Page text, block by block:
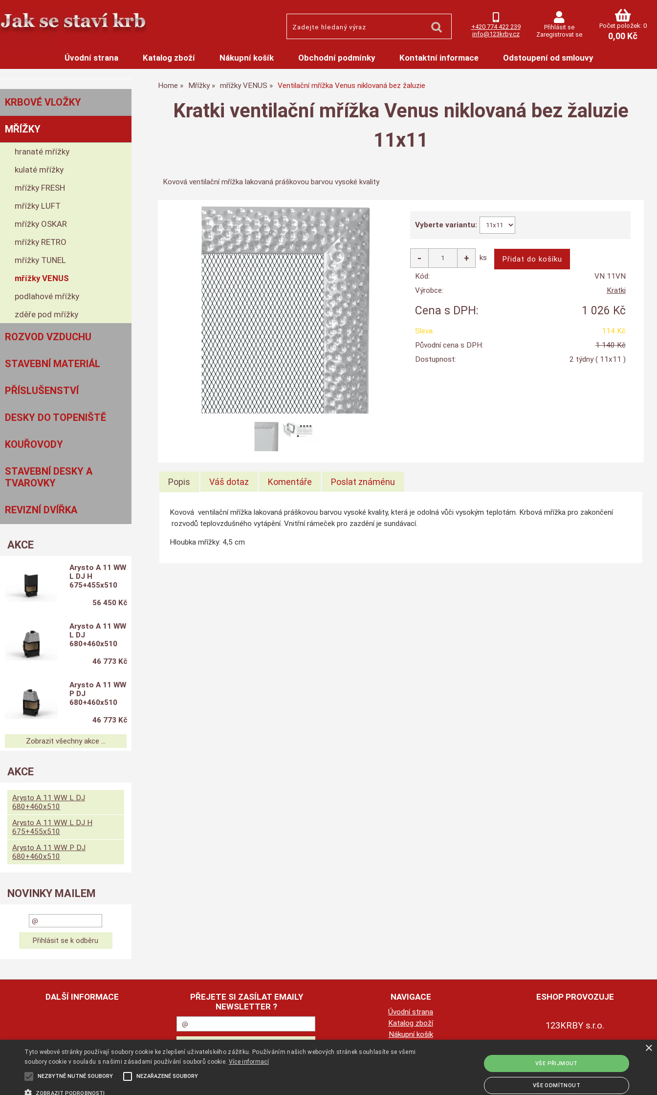
+420 774 422 239
info@123krby.cz
Přihlásit se
Zaregistrovat se
Počet položek: 0
0,00 Kč
Úvodní strana Katalog zboží Nákupní košík Obchodní podmínky Kontaktní informace Odstoupení od smlouvy
Home Mřížky mřížky VENUS Ventilační mřížka Venus niklovaná bez žaluzie
Kratki ventilační mřížka Venus niklovaná bez žaluzie
11x11
Kovová ventilační mřížka lakovaná práškovou barvou vysoké kvality
Vyberte variantu:
ks
Kód:
VN 11VN
Výrobce:
Kratki
Cena s DPH: 1 026 Kč
Sleva:
114 Kč
Původní cena s DPH:
1 140 Kč
Dostupnost:
2 týdny ( 11x11 )
Popis Váš dotaz Komentáře Poslat známénu
Kovová ventilační mřížka lakovaná práškovou barvou vysoké kvality, která je odolná vůči vysokým teplotám. Krbová mřížka pro zakončení
rozvodů teplovzdušného vytápění. Vnitřní rámeček pro zazdění je sundávací.
Hloubka mřížky: 4,5 cm
KRBOVÉ VLOŽKY
MŘÍŽKY
hranaté mřížky
kulaté mřížky
mřížky FRESH
mřížky LUFT
mřížky OSKAR
mřížky RETRO
mřížky TUNEL
mřížky VENUS
podlahové mřížky
zděře pod mřížky
ROZVOD VZDUCHU
STAVEBNÍ MATERIÁL
PŘÍSLUŠENSTVÍ
DESKY DO TOPENIŠTĚ
KOUŘOVODY
STAVEBNÍ DESKY A
TVAROVKY
REVIZNÍ DVÍŘKA
AKCE
Arysto A 11 WW
L DJ H
675+455x510
56 450 Kč
Arysto A 11 WW
L DJ
680+460x510
46 773 Kč
Arysto A 11 WW
P DJ
680+460x510
46 773 Kč
Zobrazit všechny akce ...
AKCE
Arysto A 11 WW L DJ
680+460x510
Arysto A 11 WW L DJ H
675+455x510
Arysto A 11 WW P DJ
680+460x510
NOVINKY MAILEM
DALŠÍ INFORMACE
PŘEJETE SI ZASÍLAT EMAILY
NEWSLETTER ?
NAVIGACE
Úvodní strana
Katalog zboží
Nákupní košík
Kontaktní informace
ESHOP PROVOZUJE
123KRBY s.r.o.
info@123krby.cz
×
Tyto webové stránky používají soubory cookie ke zlepšení uživatelského zážitku. Používáním našich webových stránek souhlasíte se všemi
soubory cookie v souladu s našimi zásadami používání souborů cookie. Více informací
NEZBYTNĚ NUTNÉ SOUBORY NEZAŘAZENÉ SOUBORY
ZOBRAZIT PODROBNOSTI
VŠE PŘIJMOUT
VŠE ODMÍTNOUT